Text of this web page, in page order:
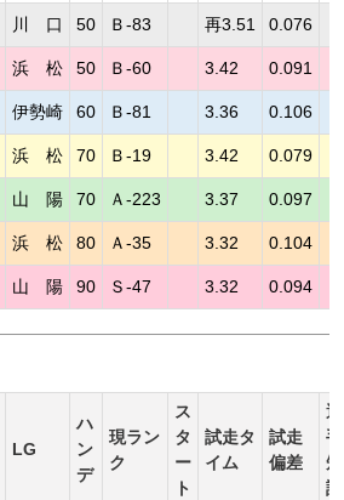
川 口 50 Ｂ-83 再3.51 0.076
浜 松 50 Ｂ-60 3.42 0.091
伊勢崎 60 Ｂ-81 3.36 0.106
浜 松 70 Ｂ-19 3.42 0.079
山 陽 70 Ａ-223 3.37 0.097
浜 松 80 Ａ-35 3.32 0.104
山 陽 90 Ｓ-47 3.32 0.094
LG
ハ
ン
デ
現ラン
ク
ス
タ
ー
ト
試走タ
イム
試走
偏差
選
手
短
評